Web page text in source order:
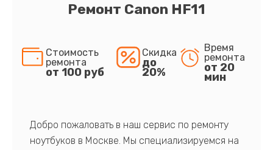
Ремонт Canon HF11
Стоимость
ремонта
от 100 руб
Скидка
до
20%
Время
ремонта
от 20
мин
Добро пожаловать в наш сервис по ремонту
ноутбуков в Москве. Мы специализируемся на